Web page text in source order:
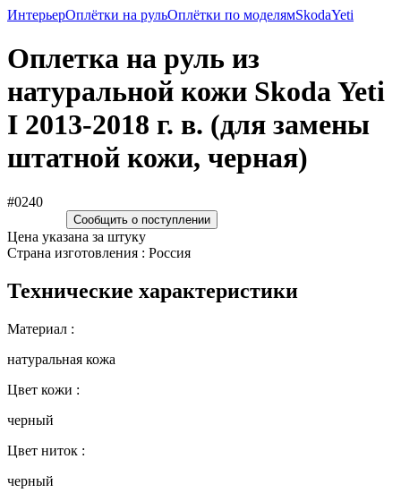
ИнтерьерОплётки на рульОплётки по моделямSkodaYeti
Оплетка на руль из
натуральной кожи Skoda Yeti
I 2013-2018 г. в. (для замены
штатной кожи, черная)
#0240
Сообщить о поступлении
Цена указана за штуку
Страна изготовления : Россия
Технические характеристики
Материал :
натуральная кожа
Цвет кожи :
черный
Цвет ниток :
черный